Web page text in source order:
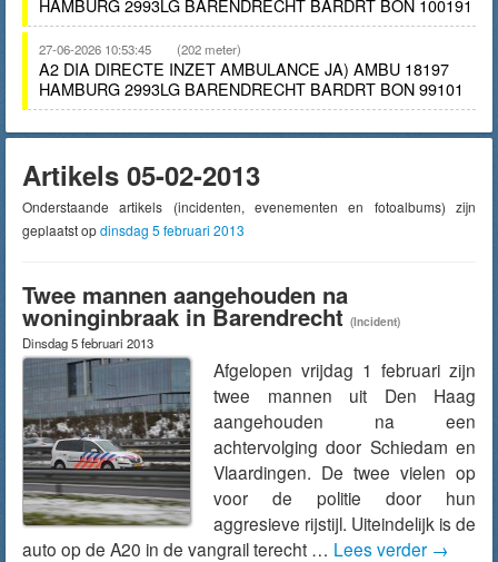
HAMBURG 2993LG BARENDRECHT BARDRT BON 100191
27-06-2026 10:53:45 (202 meter)
A2 DIA DIRECTE INZET AMBULANCE JA) AMBU 18197
HAMBURG 2993LG BARENDRECHT BARDRT BON 99101
Artikels 05-02-2013
Onderstaande artikels (incidenten, evenementen en fotoalbums) zijn
geplaatst opdinsdag 5 februari 2013
Twee mannen aangehouden na
woninginbraak in Barendrecht (Incident)
Dinsdag 5 februari 2013
Afgelopen vrijdag 1 februari zijn
twee mannen uit Den Haag
aangehouden na een
achtervolging door Schiedam en
Vlaardingen. De twee vielen op
voor de politie door hun
aggresieve rijstijl. Uiteindelijk is de
auto op de A20 in de vangrail terecht … Lees verder →